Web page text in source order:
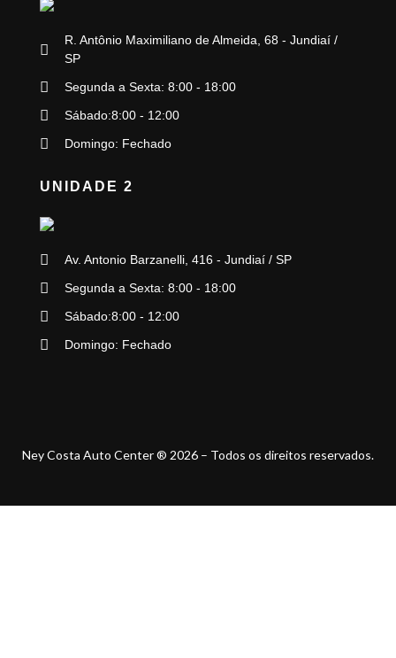
R. Antônio Maximiliano de Almeida, 68 - Jundiaí /
SP
Segunda a Sexta: 8:00 - 18:00
Sábado:8:00 - 12:00
Domingo: Fechado
UNIDADE 2
Av. Antonio Barzanelli, 416 - Jundiaí / SP
Segunda a Sexta: 8:00 - 18:00
Sábado:8:00 - 12:00
Domingo: Fechado
Ney Costa Auto Center ® 2026 – Todos os direitos reservados.